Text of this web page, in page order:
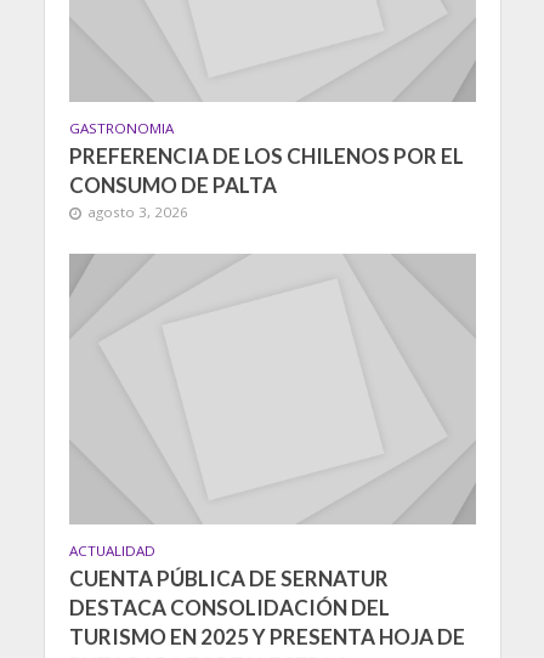
GASTRONOMIA
PREFERENCIA DE LOS CHILENOS POR EL
CONSUMO DE PALTA
agosto 3, 2026
ACTUALIDAD
CUENTA PÚBLICA DE SERNATUR
DESTACA CONSOLIDACIÓN DEL
TURISMO EN 2025 Y PRESENTA HOJA DE